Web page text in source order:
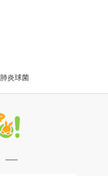
肺炎球菌